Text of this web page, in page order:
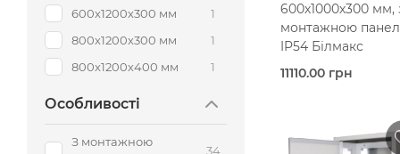
600х1200х300 мм
1
800х1200х300 мм
1
800х1200х400 мм
1
Особливості
З монтажною
34
600х1000х300 мм,
монтажною
IP54 Білмакс
11110.00 грн
Bilmax